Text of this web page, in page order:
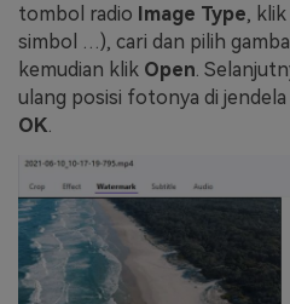
tombol radio Image Type,
simbol …), cari dan pilih
kemudian klik Open.
ulang posisi fotonya di jendela
OK.